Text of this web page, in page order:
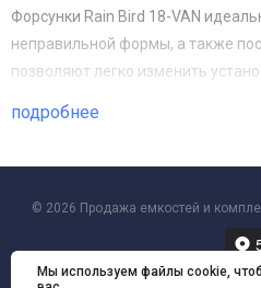
Форсунки Rain Bird 18-VAN
неправильной формы, а также
позволяют легко изменить
Характеристики
Цветовой код для легкого
Простая регулировка угла от
подробнее
© 2026 Продажа емкостей и
Мы используем файлы cookie,